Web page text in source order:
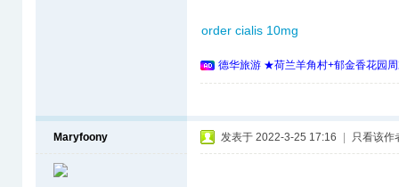
order cialis 10mg
德华旅游 ★荷兰羊角村+郁金香花园
Maryfoony 发表于 2022-3-25 17:16 只看该作